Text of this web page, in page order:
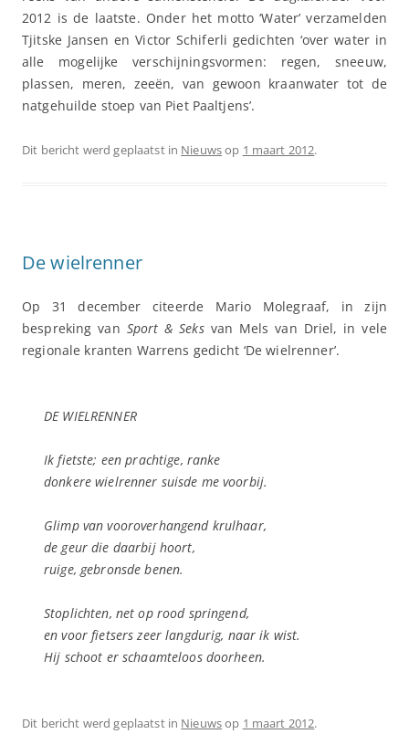
2012 is de laatste. Onder het motto ‘Water’ verzamelden
Tjitske Jansen en Victor Schiferli gedichten ‘over water in
alle mogelijke verschijningsvormen: regen, sneeuw,
plassen, meren, zeeën, van gewoon kraanwater tot de
natgehuilde stoep van Piet Paaltjens’.
Dit bericht werd geplaatst in Nieuwsop 1 maart 2012.
De wielrenner
Op 31 december citeerde Mario Molegraaf, in zijn
bespreking van Sport & Seksvan Mels van Driel, in vele
regionale kranten Warrens gedicht ‘De wielrenner’.
DE WIELRENNER
Ik fietste; een prachtige, ranke
donkere wielrenner suisde me voorbij.
Glimp van vooroverhangend krulhaar,
de geur die daarbij hoort,
ruige, gebronsde benen.
Stoplichten, net op rood springend,
en voor fietsers zeer langdurig, naar ik wist.
Hij schoot er schaamteloos doorheen.
Dit bericht werd geplaatst in Nieuwsop 1 maart 2012.